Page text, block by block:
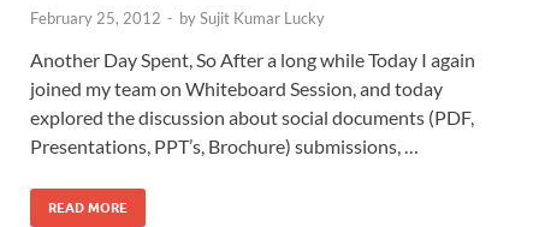
February 25, 2012 - bySujit Kumar Lucky
Another Day Spent, So After a long while Today I again
joined my team on Whiteboard Session, and today
explored the discussion about social documents (PDF,
Presentations, PPT’s, Brochure) submissions, …
READ MORE